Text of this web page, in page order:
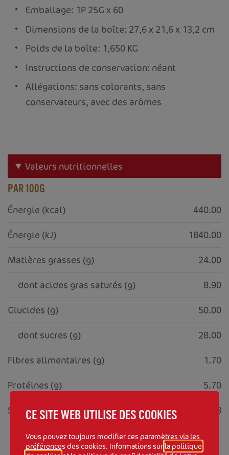
Emballage: 1P 25G x 60
Dimensions de la boîte: 27,6 x 21,6 x 13,2 cm
Poids de la boîte: 1,650 KG
Instructions de conservation: néant
Allégations: sans colorants, sans
conservateurs, avec des arômes
Valeurs nutritionnelles
PAR 100G
Énergie (kcal) 440.00
Énergie (kJ) 1840.00
Matières grasses (g) 24.00
     dont acides gras saturés (g)
8.90
Glucides (g) 50.00
     dont sucres (g)
28.00
Fibres alimentaires (g) 1.70
Protéines (g) 5.70
Sel (g) 0.78
CE SITE WEB UTILISE DES COOKIES
Vous pouvez toujours modifier ces paramètres via les
préférences des cookies. Informations sur la politique